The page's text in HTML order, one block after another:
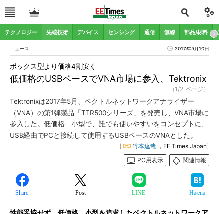
テクノロジー 先端技術 デバイス センシング 通信 無線 部品/材料
ニュース 2017年5月10日
低価格のUSBベースでVNA市場に参入、Tektronix
ボックス型より価格4割安く
（1/2 ページ）
Tektronixは2017年5月、ベクトルネットワークアナライザー
（VNA）の第1弾製品「TTR500シリーズ」を発売し、VNA市場に
参入した。低価格、小型で、誰でも使いやすいをコンセプトに、
USB経由でPCと接続して使用するUSBベースのVNAとした。
[ 竹本達哉 ，EE Times Japan]
PC用表示
関連情報
Share Post LINE Hatena